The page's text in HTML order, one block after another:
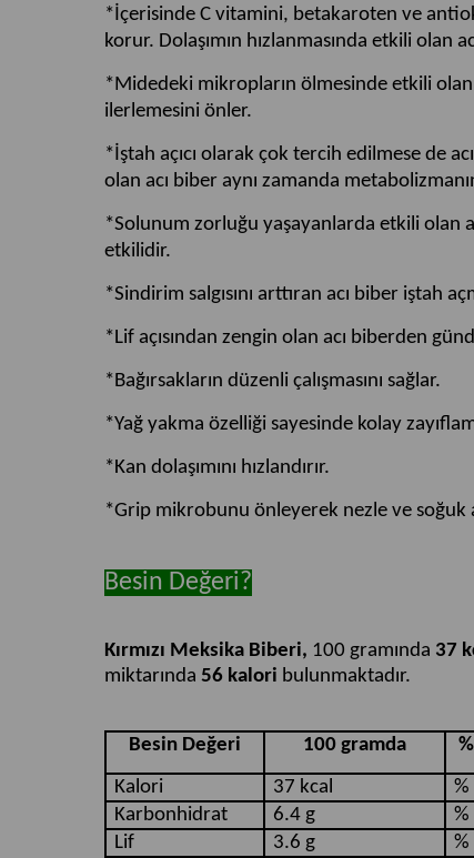
*İçerisinde C vitamini, betakaroten ve
korur. Dolaşımın hızlanmasında etkili olan
*Midedeki mikropların ölmesinde etkili olan
ilerlemesini önler.
*İştah açıcı olarak çok tercih edilmese de
olan acı biber aynı zamanda
*Solunum zorluğu yaşayanlarda etkili olan
etkilidir.
*Sindirim salgısını arttıran acı biber iştah
*Lif açısından zengin olan acı biberden
*Bağırsakların düzenli çalışmasını sağlar.
*Yağ yakma özelliği sayesinde kolay
*Kan dolaşımını hızlandırır.
*Grip mikrobunu önleyerek nezle ve soğuk
Besin Değeri?
Kırmızı Meksika Biberi, 100 gramında 37
miktarında 56 kalori bulunmaktadır.
Besin Değeri 100 gramda
Kalori
37 kcal
%
Karbonhidrat
6.4 g
%
Lif
3.6 g